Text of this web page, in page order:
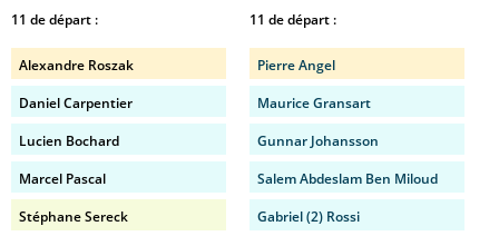
11 de départ :
Alexandre Roszak
Daniel Carpentier
Lucien Bochard
Marcel Pascal
Stéphane Sereck
11 de départ :
Pierre Angel
Maurice Gransart
Gunnar Johansson
Salem Abdeslam Ben Miloud
Gabriel (2) Rossi